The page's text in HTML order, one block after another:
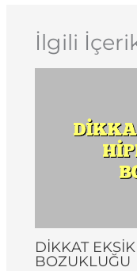
İlgili
DİKKAT
BOZUKLUĞU